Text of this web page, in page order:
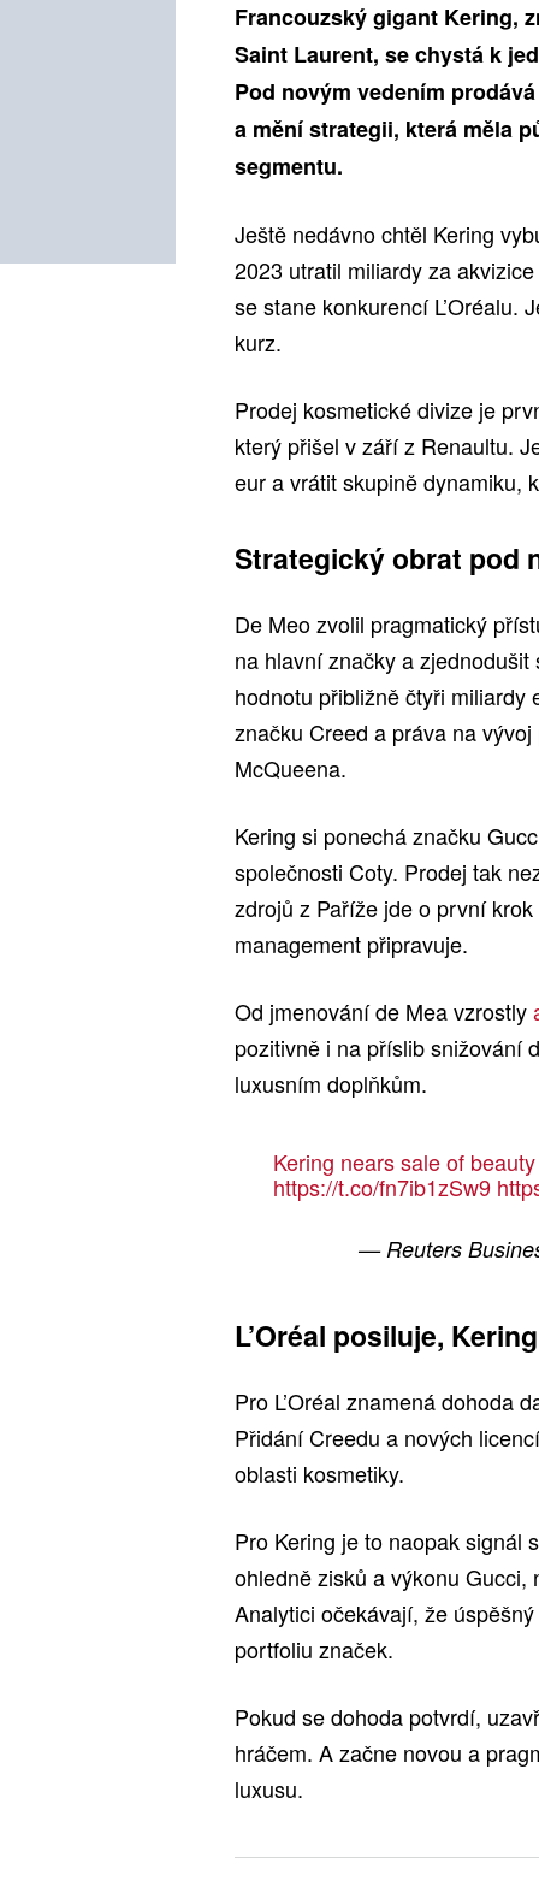
Francouzský gigant Kering,
Saint Laurent, se chystá k
Pod novým vedením
a mění strategii, která měla
segmentu.
Ještě nedávno chtěl Kering
2023 utratil miliardy za
se stane konkurencí L’Oréalu.
kurz.
Prodej kosmetické divize je
který přišel v září z Renaultu.
eur a vrátit skupině dynamiku,
Strategický obrat pod
De Meo zvolil pragmatický
na hlavní značky a zjednodušit
hodnotu přibližně čtyři
značku Creed a práva na
McQueena.
Kering si ponechá značku
společnosti Coty. Prodej tak
zdrojů z Paříže jde o první
management připravuje.
Od jmenování de Mea vzrostly
pozitivně i na příslib snižování
luxusním doplňkům.
Kering nears sale of
https://t.co/fn7ib1zSw9
— Reuters
L’Oréal posiluje,
Pro L’Oréal znamená dohoda
Přidání Creedu a nových
oblasti kosmetiky.
Pro Kering je to naopak signál
ohledně zisků a výkonu
Analytici očekávají, že
portfoliu značek.
Pokud se dohoda potvrdí,
hráčem. A začne novou a
luxusu.